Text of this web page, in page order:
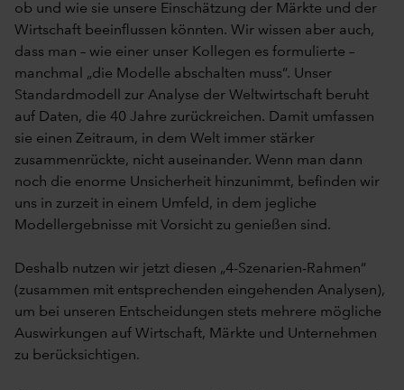
ob und wie sie unsere Einschätzung der Märkte und der
Wirtschaft beeinflussen könnten. Wir wissen aber auch,
dass man – wie einer unser Kollegen es formulierte –
manchmal „die Modelle abschalten muss“. Unser
Standardmodell zur Analyse der Weltwirtschaft beruht
auf Daten, die 40 Jahre zurückreichen. Damit umfassen
sie einen Zeitraum, in dem Welt immer stärker
zusammenrückte, nicht auseinander. Wenn man dann
noch die enorme Unsicherheit hinzunimmt, befinden wir
uns in zurzeit in einem Umfeld, in dem jegliche
Modellergebnisse mit Vorsicht zu genießen sind.
Deshalb nutzen wir jetzt diesen „4-Szenarien-Rahmen“
(zusammen mit entsprechenden eingehenden Analysen),
um bei unseren Entscheidungen stets mehrere mögliche
Auswirkungen auf Wirtschaft, Märkte und Unternehmen
zu berücksichtigen.